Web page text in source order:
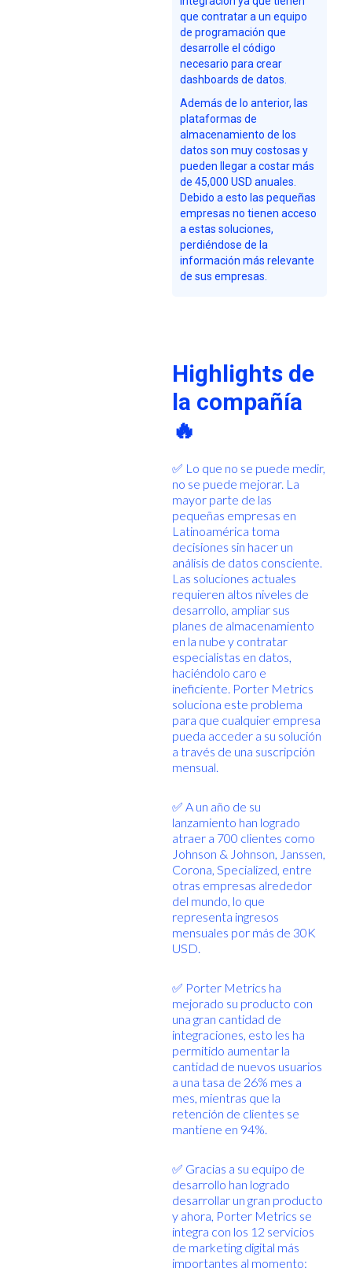
que contratar a un equipo
de programación que
desarrolle el código
necesario para crear
dashboards de datos.
Además de lo anterior, las
plataformas de
almacenamiento de los
datos son muy costosas y
pueden llegar a costar más
de 45,000 USD anuales.
Debido a esto las pequeñas
empresas no tienen acceso
a estas soluciones,
perdiéndose de la
información más relevante
de sus empresas.
Highlights de
la compañía
🔥
✅ Lo que no se puede medir,
no se puede mejorar. La
mayor parte de las
pequeñas empresas en
Latinoamérica toma
decisiones sin hacer un
análisis de datos consciente.
Las soluciones actuales
requieren altos niveles de
desarrollo, ampliar sus
planes de almacenamiento
en la nube y contratar
especialistas en datos,
haciéndolo caro e
ineficiente. Porter Metrics
soluciona este problema
para que cualquier empresa
pueda acceder a su solución
a través de una suscripción
mensual.
✅ A un año de su
lanzamiento han logrado
atraer a 700 clientes como
Johnson & Johnson, Janssen,
Corona, Specialized, entre
otras empresas alrededor
del mundo, lo que
representa ingresos
mensuales por más de 30K
USD.
✅ Porter Metrics ha
mejorado su producto con
una gran cantidad de
integraciones, esto les ha
permitido aumentar la
cantidad de nuevos usuarios
a una tasa de 26% mes a
mes, mientras que la
retención de clientes se
mantiene en 94%.
✅ Gracias a su equipo de
desarrollo han logrado
desarrollar un gran producto
y ahora, Porter Metrics se
integra con los 12 servicios
de marketing digital más
importantes al momento: